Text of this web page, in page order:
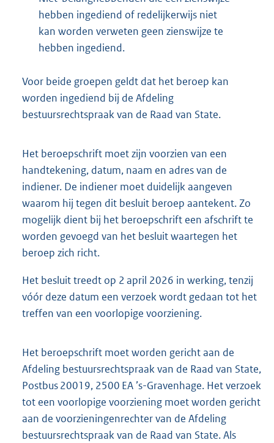
hebben ingediend of redelijkerwijs niet
kan worden verweten geen zienswijze te
hebben ingediend.
Voor beide groepen geldt dat het beroep kan
worden ingediend bij de Afdeling
bestuursrechtspraak van de Raad van State.
Het beroepschrift moet zijn voorzien van een
handtekening, datum, naam en adres van de
indiener. De indiener moet duidelijk aangeven
waarom hij tegen dit besluit beroep aantekent. Zo
mogelijk dient bij het beroepschrift een afschrift te
worden gevoegd van het besluit waartegen het
beroep zich richt.
Het besluit treedt op 2 april 2026 in werking, tenzij
vóór deze datum een verzoek wordt gedaan tot het
treffen van een voorlopige voorziening.
Het beroepschrift moet worden gericht aan de
Afdeling bestuursrechtspraak van de Raad van State,
Postbus 20019, 2500 EA ’s-Gravenhage. Het verzoek
tot een voorlopige voorziening moet worden gericht
aan de voorzieningenrechter van de Afdeling
bestuursrechtspraak van de Raad van State. Als